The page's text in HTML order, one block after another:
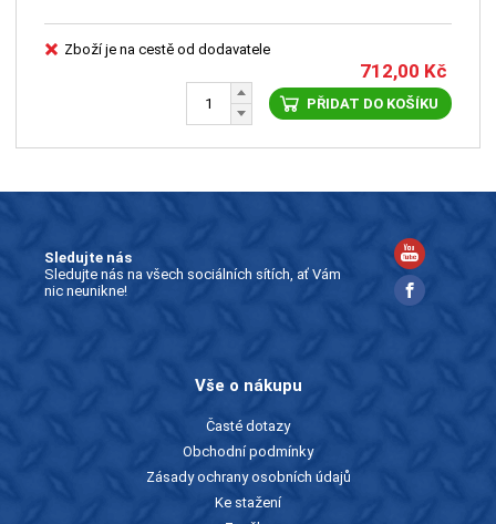
Zboží je na cestě od dodavatele
712,00 Kč
PŘIDAT DO KOŠÍKU
Sledujte nás
Sledujte nás na všech sociálních sítích, ať Vám
nic neunikne!
Vše o nákupu
Časté dotazy
Obchodní podmínky
Zásady ochrany osobních údajů
Ke stažení